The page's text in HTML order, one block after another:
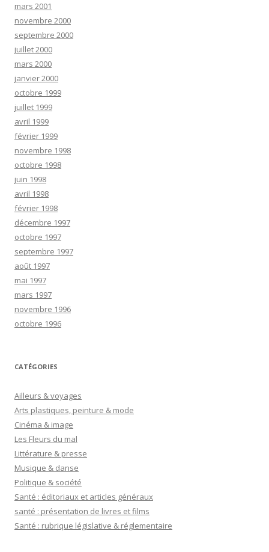
mars 2001
novembre 2000
septembre 2000
juillet 2000
mars 2000
janvier 2000
octobre 1999
juillet 1999
avril 1999
février 1999
novembre 1998
octobre 1998
juin 1998
avril 1998
février 1998
décembre 1997
octobre 1997
septembre 1997
août 1997
mai 1997
mars 1997
novembre 1996
octobre 1996
CATÉGORIES
Ailleurs & voyages
Arts plastiques, peinture & mode
Cinéma & image
Les Fleurs du mal
Littérature & presse
Musique & danse
Politique & société
Santé : éditoriaux et articles généraux
santé : présentation de livres et films
Santé : rubrique législative & réglementaire